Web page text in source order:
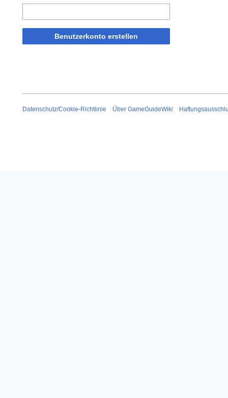
Benutzerkonto erstellen
Datenschutz/Cookie-Richtlinie Über GameGuideWiki